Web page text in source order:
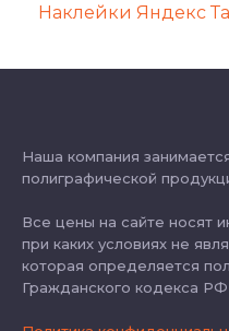
Наклейки Яндекс
Наша компания
полиграфической
Все цены на сайте носят
при каких условиях не
которая определяется
Гражданского кодекса РФ